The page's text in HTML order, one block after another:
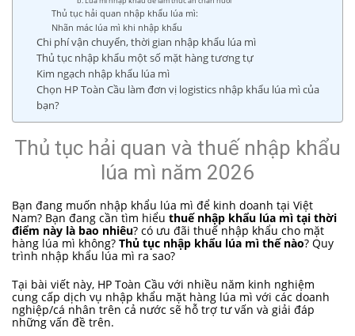
Thủ tục hải quan nhập khẩu lúa mì:
Nhãn mác lúa mì khi nhập khẩu
Chi phí vận chuyển, thời gian nhập khẩu lúa mì
Thủ tục nhập khẩu một số mặt hàng tương tự
Kim ngạch nhập khẩu lúa mì
Chọn HP Toàn Cầu làm đơn vị logistics nhập khẩu lúa mì của
bạn?
Thủ tục hải quan và thuế nhập khẩu
lúa mì năm 2026
Bạn đang muốn nhập khẩu lúa mì để kinh doanh tại Việt
Nam? Bạn đang cần tìm hiểu thuế nhập khẩu lúa mì tại thời
điểm này là bao nhiêu? có ưu đãi thuế nhập khẩu cho mặt
hàng lúa mì không? Thủ tục nhập khẩu lúa mì thế nào? Quy
trình nhập khẩu lúa mì ra sao?
Tại bài viết này, HP Toàn Cầu với nhiều năm kinh nghiệm
cung cấp dịch vụ nhập khẩu mặt hàng lúa mì với các doanh
nghiệp/cá nhân trên cả nước sẽ hỗ trợ tư vấn và giải đáp
những vấn đề trên.